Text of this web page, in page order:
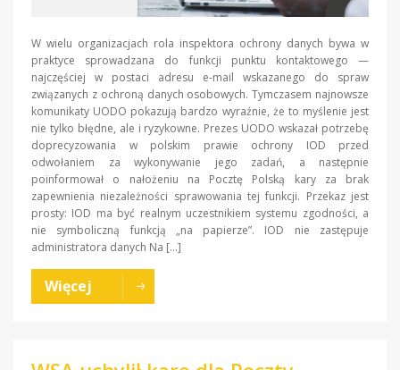
W wielu organizacjach rola inspektora ochrony danych bywa w
praktyce sprowadzana do funkcji punktu kontaktowego —
najczęściej w postaci adresu e-mail wskazanego do spraw
związanych z ochroną danych osobowych. Tymczasem najnowsze
komunikaty UODO pokazują bardzo wyraźnie, że to myślenie jest
nie tylko błędne, ale i ryzykowne. Prezes UODO wskazał potrzebę
doprecyzowania w polskim prawie ochrony IOD przed
odwołaniem za wykonywanie jego zadań, a następnie
poinformował o nałożeniu na Pocztę Polską kary za brak
zapewnienia niezależności sprawowania tej funkcji. Przekaz jest
prosty: IOD ma być realnym uczestnikiem systemu zgodności, a
nie symboliczną funkcją „na papierze”. IOD nie zastępuje
administratora danych Na […]
Więcej